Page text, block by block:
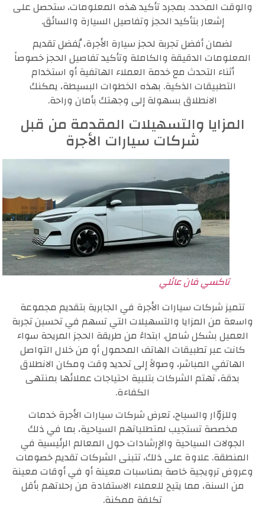
والوقت المحدد. بمجرد تأكيد هذه المعلومات، ستحصل على
إشعار بتأكيد الحجز وتفاصيل السيارة والسائق.
لضمان أفضل تجربة لحجز سيارة الأجرة، يُفضل تقديم
المعلومات الدقيقة والكاملة وتأكيد تفاصيل الحجز خصوصاً
أثناء التحدث مع خدمة العملاء الهاتفية أو استخدام
التطبيقات الذكية. بهذه الخطوات البسيطة، يمكنك
الانطلاق بسهولة إلى وجهتك بأمان وراحة.
المزايا والتسهيلات المقدمة من قبل
شركات سيارات الأجرة
تاكسي فان عائلي
تتميز شركات سيارات الأجرة في الجابرية بتقديم مجموعة
واسعة من المزايا والتسهيلات التي تسهم في تحسين تجربة
العميل بشكل شامل. ابتداءً من طريقة الحجز المريحة سواء
كانت عبر تطبيقات الهاتف المحمول أو من خلال التواصل
الهاتفي المباشر، وصولاً إلى تحديد وقت ومكان الانطلاق
بدقة، تهتم الشركات بتلبية احتياجات عملائها بمنتهى
الكفاءة.
وللزوّار والسياح، تعرض شركات سيارات الأجرة خدمات
مخصصة تستجيب لمتطلباتهم السياحية، بما في ذلك
الجولات السياحية والإرشادات حول المعالم الرئيسية في
المنطقة. علاوة على ذلك، تتبنى الشركات تقديم خصومات
وعروض ترويجية خاصة بمناسبات معينة أو في أوقات معينة
من السنة، مما يتيح للعملاء الاستفادة من رحلاتهم بأقل
تكلفة ممكنة.